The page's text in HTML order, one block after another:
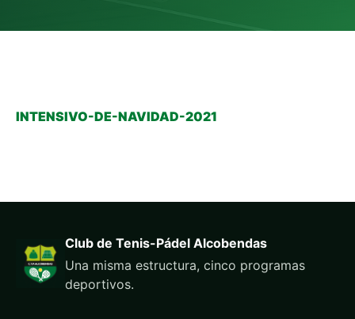
INTENSIVO-DE-NAVIDAD-2021
Club de Tenis-Pádel Alcobendas
Una misma estructura, cinco programas
deportivos.